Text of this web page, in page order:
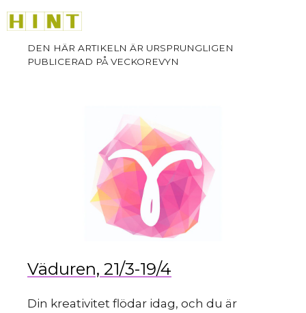
till
innehåll
Väduren, 21/3-19/4
Din kreativitet flödar idag, och du är